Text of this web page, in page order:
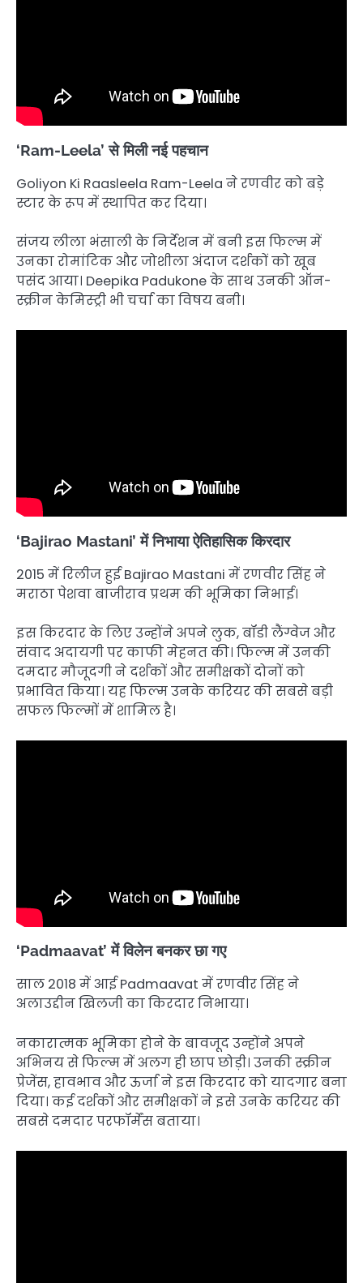
‘Ram-Leela’ से मिली नई पहचान
Goliyon Ki Raasleela Ram-Leela ने रणवीर को बड़े
स्टार के रूप में स्थापित कर दिया।
संजय लीला भंसाली के निर्देशन में बनी इस फिल्म में
उनका रोमांटिक और जोशीला अंदाज दर्शकों को खूब
पसंद आया। Deepika Padukone के साथ उनकी ऑन-
स्क्रीन केमिस्ट्री भी चर्चा का विषय बनी।
‘Bajirao Mastani’ में निभाया ऐतिहासिक किरदार
2015 में रिलीज हुई Bajirao Mastani में रणवीर सिंह ने
मराठा पेशवा बाजीराव प्रथम की भूमिका निभाई।
इस किरदार के लिए उन्होंने अपने लुक, बॉडी लैंग्वेज और
संवाद अदायगी पर काफी मेहनत की। फिल्म में उनकी
दमदार मौजूदगी ने दर्शकों और समीक्षकों दोनों को
प्रभावित किया। यह फिल्म उनके करियर की सबसे बड़ी
सफल फिल्मों में शामिल है।
‘Padmaavat’ में विलेन बनकर छा गए
साल 2018 में आई Padmaavat में रणवीर सिंह ने
अलाउद्दीन खिलजी का किरदार निभाया।
नकारात्मक भूमिका होने के बावजूद उन्होंने अपने
अभिनय से फिल्म में अलग ही छाप छोड़ी। उनकी स्क्रीन
प्रेजेंस, हावभाव और ऊर्जा ने इस किरदार को यादगार बना
दिया। कई दर्शकों और समीक्षकों ने इसे उनके करियर की
सबसे दमदार परफॉर्मेंस बताया।